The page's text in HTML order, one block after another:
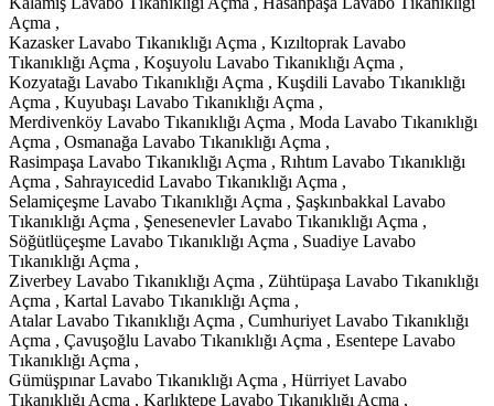
Açma ,
Kazasker Lavabo Tıkanıklığı Açma , Kızıltoprak Lavabo
Tıkanıklığı Açma , Koşuyolu Lavabo Tıkanıklığı Açma ,
Kozyatağı Lavabo Tıkanıklığı Açma , Kuşdili Lavabo Tıkanıklığı
Açma , Kuyubaşı Lavabo Tıkanıklığı Açma ,
Merdivenköy Lavabo Tıkanıklığı Açma , Moda Lavabo Tıkanıklığı
Açma , Osmanağa Lavabo Tıkanıklığı Açma ,
Rasimpaşa Lavabo Tıkanıklığı Açma , Rıhtım Lavabo Tıkanıklığı
Açma , Sahrayıcedid Lavabo Tıkanıklığı Açma ,
Selamiçeşme Lavabo Tıkanıklığı Açma , Şaşkınbakkal Lavabo
Tıkanıklığı Açma , Şenesenevler Lavabo Tıkanıklığı Açma ,
Söğütlüçeşme Lavabo Tıkanıklığı Açma , Suadiye Lavabo
Tıkanıklığı Açma ,
Ziverbey Lavabo Tıkanıklığı Açma , Zühtüpaşa Lavabo Tıkanıklığı
Açma , Kartal Lavabo Tıkanıklığı Açma ,
Atalar Lavabo Tıkanıklığı Açma , Cumhuriyet Lavabo Tıkanıklığı
Açma , Çavuşoğlu Lavabo Tıkanıklığı Açma , Esentepe Lavabo
Tıkanıklığı Açma ,
Gümüşpınar Lavabo Tıkanıklığı Açma , Hürriyet Lavabo
Tıkanıklığı Açma , Karlıktepe Lavabo Tıkanıklığı Açma ,